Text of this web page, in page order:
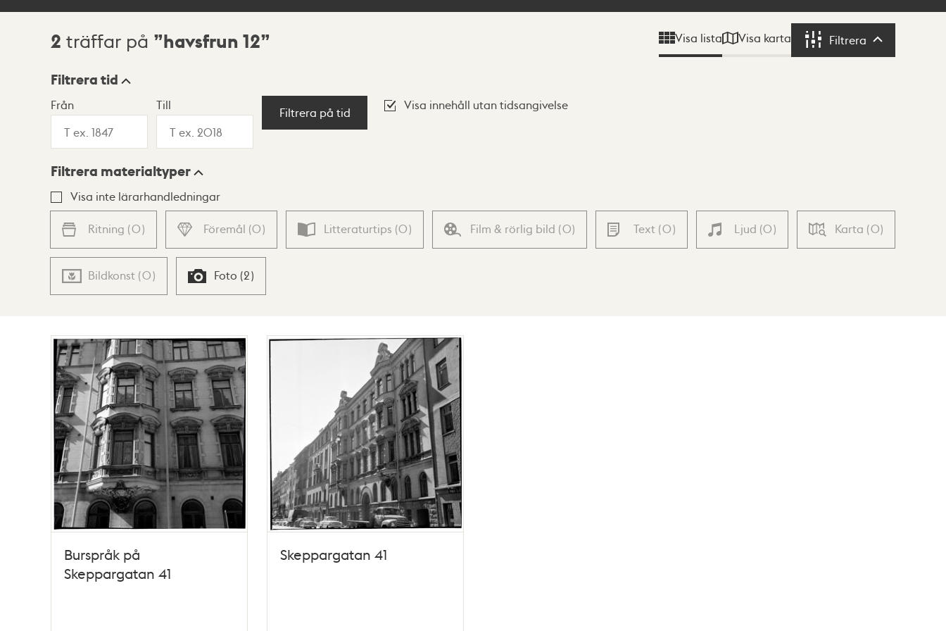
Sökresultat
2 träffar på havsfrun 12 Visa lista Visa karta Filtrera Filtrera
Visningsläge
Lista Karta
Filtrera tid
Från Till
Filtrera på tid
Visa innehåll utan tidsangivelse
Filtrera materialtyper
Visa inte lärarhandledningar
Ritning (0) Föremål (0) Litteraturtips (0) Film & rörlig bild (0) Text (0) Ljud (0) Karta (0)
Bildkonst (0) Foto (2)
Burspråk på
Skeppargatan 41
Skeppargatan 41